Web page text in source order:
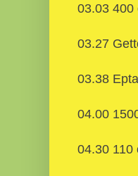
03.03 400
03.27
03.38
04.00
04.30 110